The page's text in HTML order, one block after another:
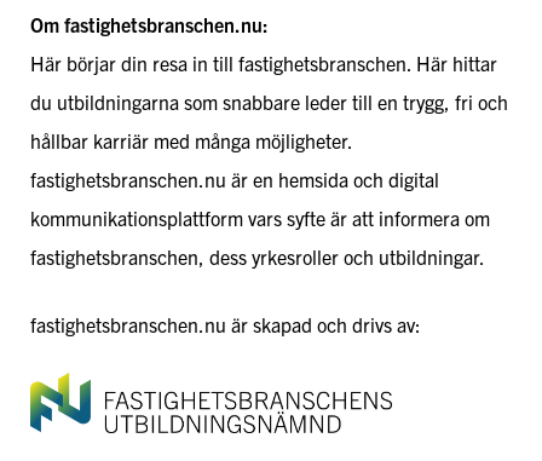
Om fastighetsbranschen.nu:
Här börjar din resa in till fastighetsbranschen. Här hittar
du utbildningarna som snabbare leder till en trygg, fri och
hållbar karriär med många möjligheter.
fastighetsbranschen.nu är en hemsida och digital
kommunikationsplattform vars syfte är att informera om
fastighetsbranschen, dess yrkesroller och utbildningar.
fastighetsbranschen.nu är skapad och drivs av: